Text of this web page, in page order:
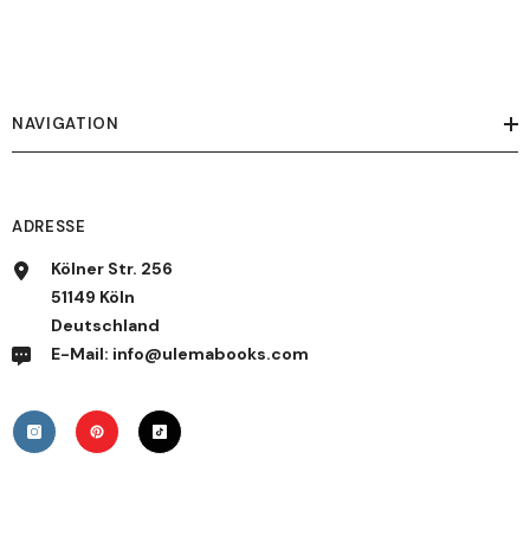
NAVIGATION
ADRESSE
Kölner Str. 256
51149 Köln
Deutschland
E-Mail: info@ulemabooks.com